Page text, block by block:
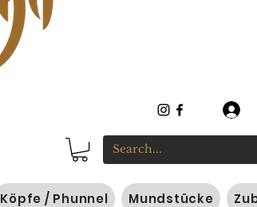
Köpfe / Phunnel Mundstücke